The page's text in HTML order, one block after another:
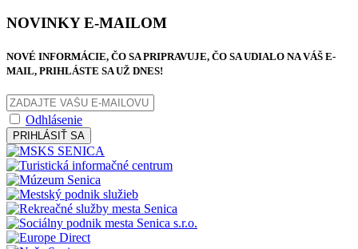
NOVINKY E-MAILOM
NOVÉ INFORMÁCIE, ČO SA PRIPRAVUJE, ČO SA UDIALO NA VÁŠ E-
MAIL, PRIHLÁSTE SA UŽ DNES!
Odhlásenie
PRIHLÁSIŤ SA